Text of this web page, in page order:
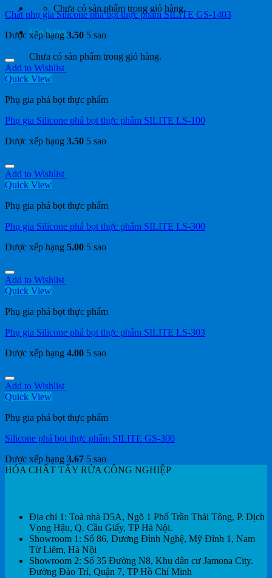
Chưa có sản phẩm trong giỏ hàng.
Giỏ hàng
Chưa có sản phẩm trong giỏ hàng.
Chất phụ gia Silicone phá bọt thực phẩm SILITE GS-1403
Được xếp hạng3.50 5 sao
Add to Wishlist
Quick View
Phụ gia phá bọt thực phẩm
Phụ gia Silicone phá bọt thực phẩm SILITE LS-100
Được xếp hạng 3.50 5 sao
Add to Wishlist
Quick View
Phụ gia phá bọt thực phẩm
Phụ gia Silicone phá bọt thực phẩm SILITE LS-300
Được xếp hạng 5.00 5 sao
Add to Wishlist
Quick View
Phụ gia phá bọt thực phẩm
Phụ gia Silicone phá bọt thực phẩm SILITE LS-303
Được xếp hạng 4.00 5 sao
Add to Wishlist
Quick View
Phụ gia phá bọt thực phẩm
Silicone phá bọt thực phẩm SILITE GS-300
Được xếp hạng 3.67 5 sao
HÓA CHẤT TẨY RỬA CÔNG NGHIỆP
Địa chỉ 1: Toà nhà D5A, Ngõ 1 Phố Trần Thái Tông, P. Dịch
Vọng Hậu, Q. Cầu Giấy, TP Hà Nội.
Showroom 1: Số 86, Dương Đình Nghệ, Mỹ Đình 1, Nam
Từ Liêm, Hà Nội
Showroom 2: Số 35 Đường N8, Khu dân cư Jamona City.
Đường Đào Trí, Quận 7, TP Hồ Chí Minh